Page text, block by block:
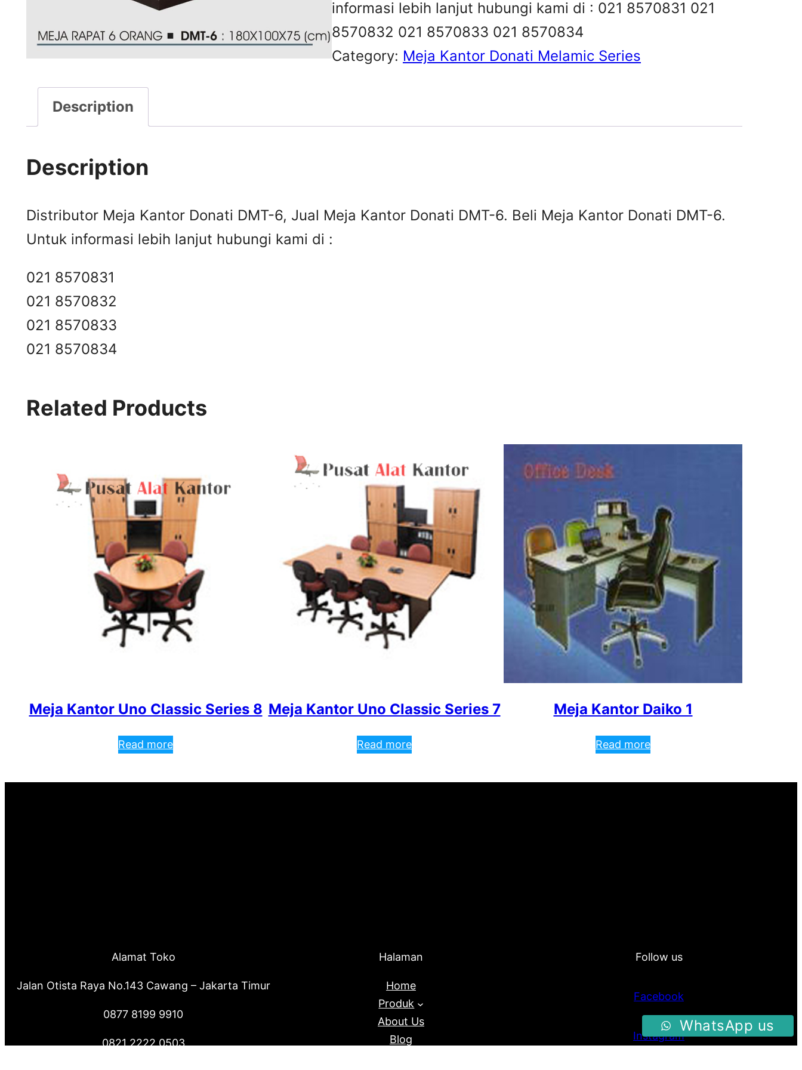
informasi lebih lanjut hubungi kami di : 021 8570831 021
8570832 021 8570833 021 8570834
Category: Meja Kantor Donati Melamic Series
Description
Description
Distributor Meja Kantor Donati DMT-6, Jual Meja Kantor Donati DMT-6. Beli Meja Kantor Donati DMT-6.
Untuk informasi lebih lanjut hubungi kami di :
021 8570831
021 8570832
021 8570833
021 8570834
Related Products
Meja Kantor Uno Classic Series 8
Read more
Meja Kantor Uno Classic Series 7
Read more
Meja Kantor Daiko 1
Read more
Alamat Toko
Jalan Otista Raya No.143 Cawang – Jakarta Timur
0877 8199 9910
0821 2222 0503
Halaman
Home
Produk
About Us
Blog
Follow us
Facebook
Instagram
WhatsApp us